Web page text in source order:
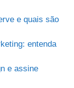
e quais são
entenda
e assine